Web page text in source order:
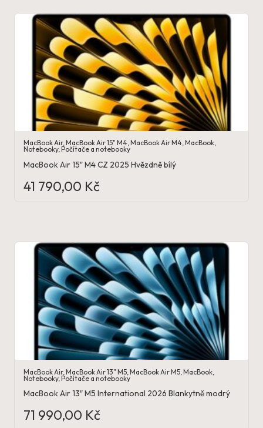
MacBook Air,MacBook Air 15" M4,MacBook Air M4,MacBook,
Notebooky,Počítače a notebooky
MacBook Air 15″ M4 CZ 2025 Hvězdně bílý
41 790,00 Kč
MacBook Air,MacBook Air 13" M5 ,MacBook Air M5 ,MacBook
Notebooky,Počítače a notebooky
MacBook Air 13″ M5 International 2026 Blankytně modrý
71 990,00 Kč